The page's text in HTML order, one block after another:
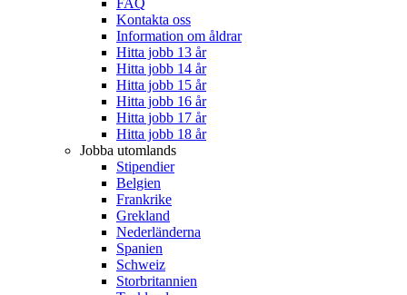
FAQ
Kontakta oss
Information om åldrar
Hitta jobb 13 år
Hitta jobb 14 år
Hitta jobb 15 år
Hitta jobb 16 år
Hitta jobb 17 år
Hitta jobb 18 år
Jobba utomlands
Stipendier
Belgien
Frankrike
Grekland
Nederländerna
Spanien
Schweiz
Storbritannien